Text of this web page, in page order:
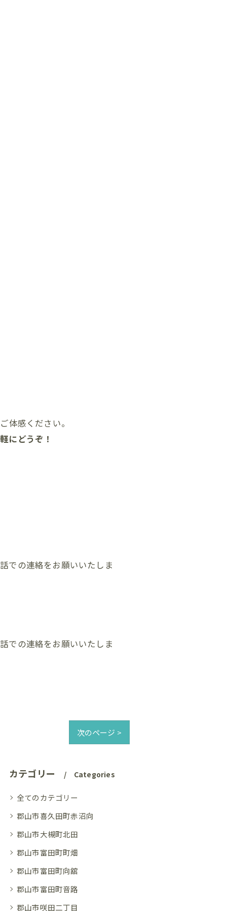
体感ください。
にどうぞ！
での連絡をお願いいたしま
での連絡をお願いいたしま
次のページ >
カテゴリー Categories
全てのカテゴリー
郡山市喜久田町赤沼向
郡山市大槻町北田
郡山市富田町町畑
郡山市富田町向舘
郡山市富田町音路
郡山市咲田二丁目